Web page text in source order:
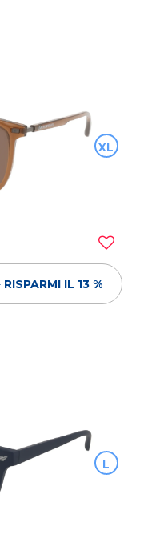
XL
RISPARMI IL 13 %
L